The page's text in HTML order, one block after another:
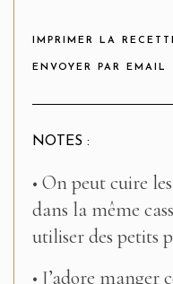
IMPRIMER LA
ENVOYER PAR EMAIL
NOTES :
• On peut cuire
dans la même
utiliser des petits
• J’adore manger